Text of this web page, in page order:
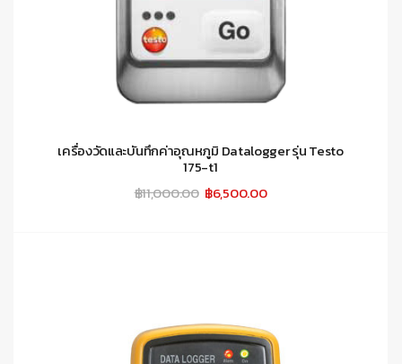
เครื่องวัดและบันทึกค่าอุณหภูมิ Datalogger รุ่น Testo
175-t1
฿11,000.00 Original
price
฿6,500.00Current